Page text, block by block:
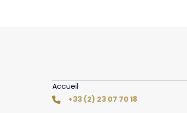
Accueil
+33 (2) 23 07 70 18